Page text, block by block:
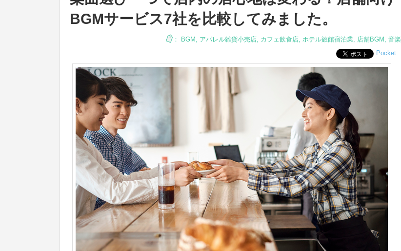
BGMサービス7社を比較してみました。
： BGM , アパレル雑貨小売店, カフェ飲食店, ホテル旅館宿泊業, 店舗BGM , 音楽
Pocket